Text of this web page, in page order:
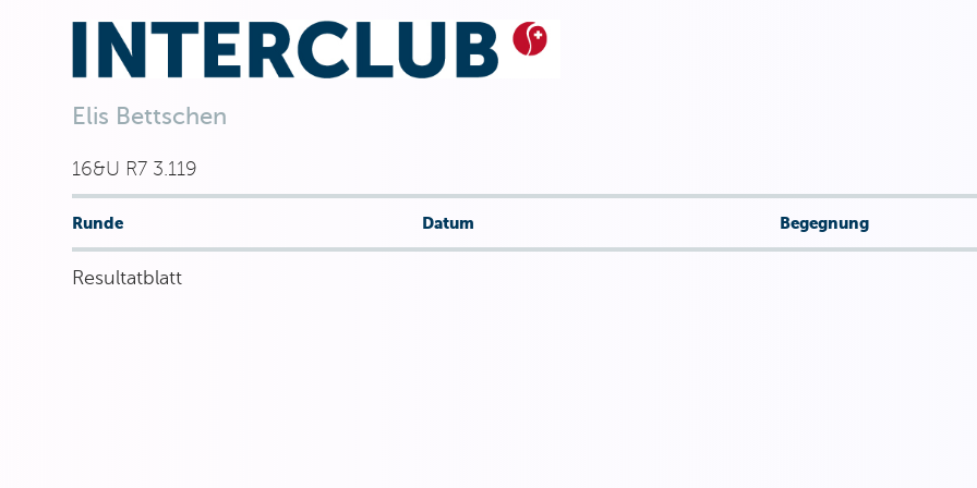
Elis Bettschen
16&U R7 3.119
Runde Datum Begegnung
Resultatblatt